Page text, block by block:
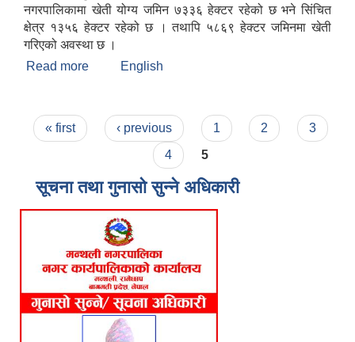
नगरपालिकामा खेती योग्य जमिन ७३३६ हेक्टर रहेको छ भने सिंचित
क्षेत्र १३५६ हेक्टर रहेको छ । तथापि ५८६९ हेक्टर जमिनमा खेती
गरिएको अवस्था छ ।
Read more about मन्थली नगरपालिकाको संक्षिप्त चिनारी
English
Pages
« first ‹ previous 1 2
3
4
5
सूचना तथा गुनासो सुन्ने अधिकारी